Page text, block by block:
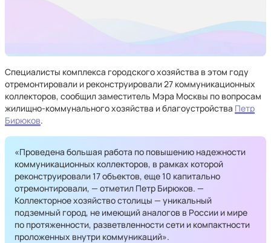
Специалисты комплекса городского хозяйства в этом году
отремонтировали и реконструировали 27 коммуникационных
коллекторов, сообщил заместитель Мэра Москвы по вопросам
жилищно-коммунального хозяйства и благоустройства Петр
Бирюков.
«Проведена большая работа по повышению надежности
коммуникационных коллекторов, в рамках которой
реконструировали 17 объектов, еще 10 капитально
отремонтировали, — отметил Петр Бирюков. —
Коллекторное хозяйство столицы — уникальный
подземный город, не имеющий аналогов в России и мире
по протяженности, разветвленности сети и компактности
проложенных внутри коммуникаций».